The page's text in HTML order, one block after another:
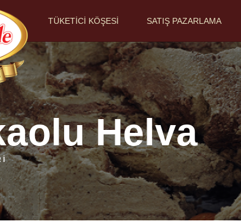
SATIŞ PAZARLAMA
TÜKETİCİ KÖŞESİ
Helva